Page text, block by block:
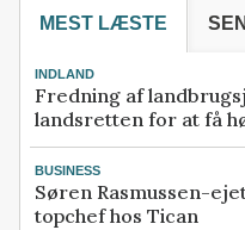
MEST LÆSTE
INDLAND
Fredning af
landsretten for at få
BUSINESS
Søren Rasmussen-
topchef hos Tican